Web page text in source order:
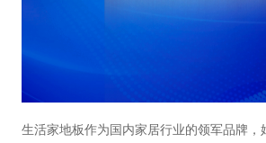
生活家地板作为国内家居行业的领军品牌，